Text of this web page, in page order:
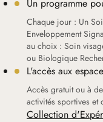
Un programme
Chaque jour : Un
Enveloppement
au choix : Soin
ou Biologique
L'accès aux
Accès gratuit ou à
activités sportives et
Collection